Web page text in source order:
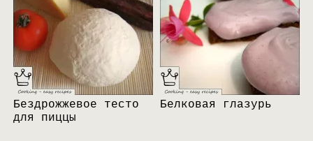
Бездрожжевое тесто
для пиццы
Белковая глазурь